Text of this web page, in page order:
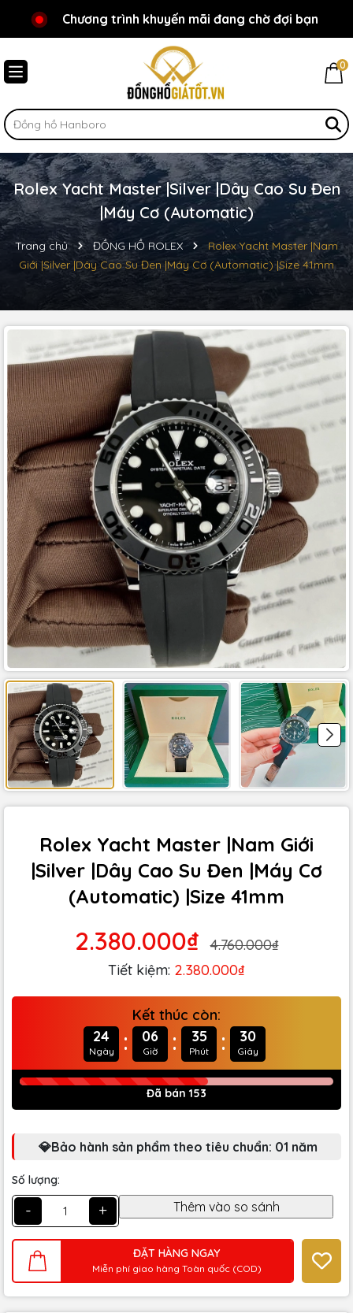
Chào mừng bạn đến với Đồnghồgiátốt.vn!
Chương trình khuyến mãi đang chờ đợi bạn
0
Rolex Yacht Master |Silver |Dây Cao Su Đen
|Máy Cơ (Automatic)
Trang chủ ĐỒNG HỒ ROLEX
Rolex Yacht Master |Nam
Giới |Silver |Dây Cao Su Đen |Máy Cơ (Automatic) |Size 41mm
Rolex Yacht Master |Nam Giới
|Silver |Dây Cao Su Đen |Máy Cơ
(Automatic) |Size 41mm
2.380.000₫
4.760.000₫
Tiết kiệm: 2.380.000₫
Kết thúc còn:
24
Ngày : 06
Giờ : 35
Phút : 29
Giây
Đã bán 153
💎Bảo hành sản phẩm theo tiêu chuẩn: 01 năm
Số lượng:
- +
ĐẶT HÀNG NGAY
Miễn phí giao hàng Toàn quốc (COD)